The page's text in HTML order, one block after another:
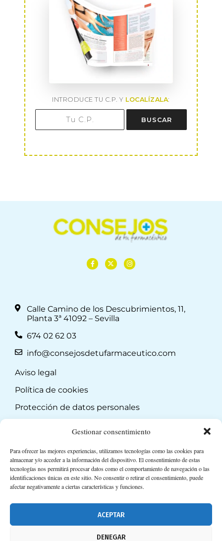
Gestionar consentimiento
Para ofrecer las mejores experiencias, utilizamos tecnologías como las cookies para
almacenar y/o acceder a la información del dispositivo. El consentimiento de estas
tecnologías nos permitirá procesar datos como el comportamiento de navegación o las
identificaciones únicas en este sitio. No consentir o retirar el consentimiento, puede
afectar negativamente a ciertas características y funciones.
ACEPTAR
DENEGAR
INTRODUCE TU C.P. Y LOCALÍZALA:
BUSCAR
Calle Camino de los Descubrimientos, 11,
Planta 3ª 41092 – Sevilla
674 02 62 03
info@consejosdetufarmaceutico.com
Aviso legal
Política de cookies
Protección de datos personales